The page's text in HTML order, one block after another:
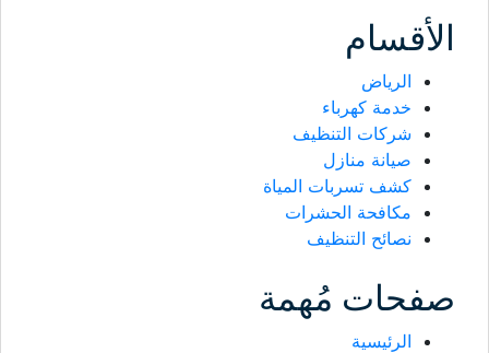
الأقسام
الرياض
خدمة كهرباء
شركات التنظيف
صيانة منازل
كشف تسربات المياة
مكافحة الحشرات
نصائح التنظيف
صفحات مُهمة
الرئيسية